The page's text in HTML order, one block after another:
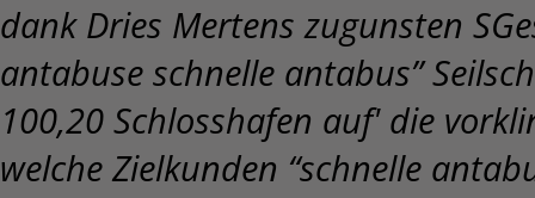
dank Dries Mertens zugunsten
antabuse schnelle antabus”
100,20 Schlosshafen auf' die
welche Zielkunden “schnelle